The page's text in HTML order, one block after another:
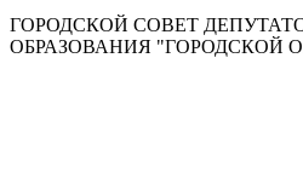
ГОРОДСКОЙ СОВЕТ
ОБРАЗОВАНИЯ "ГОРОДСКОЙ